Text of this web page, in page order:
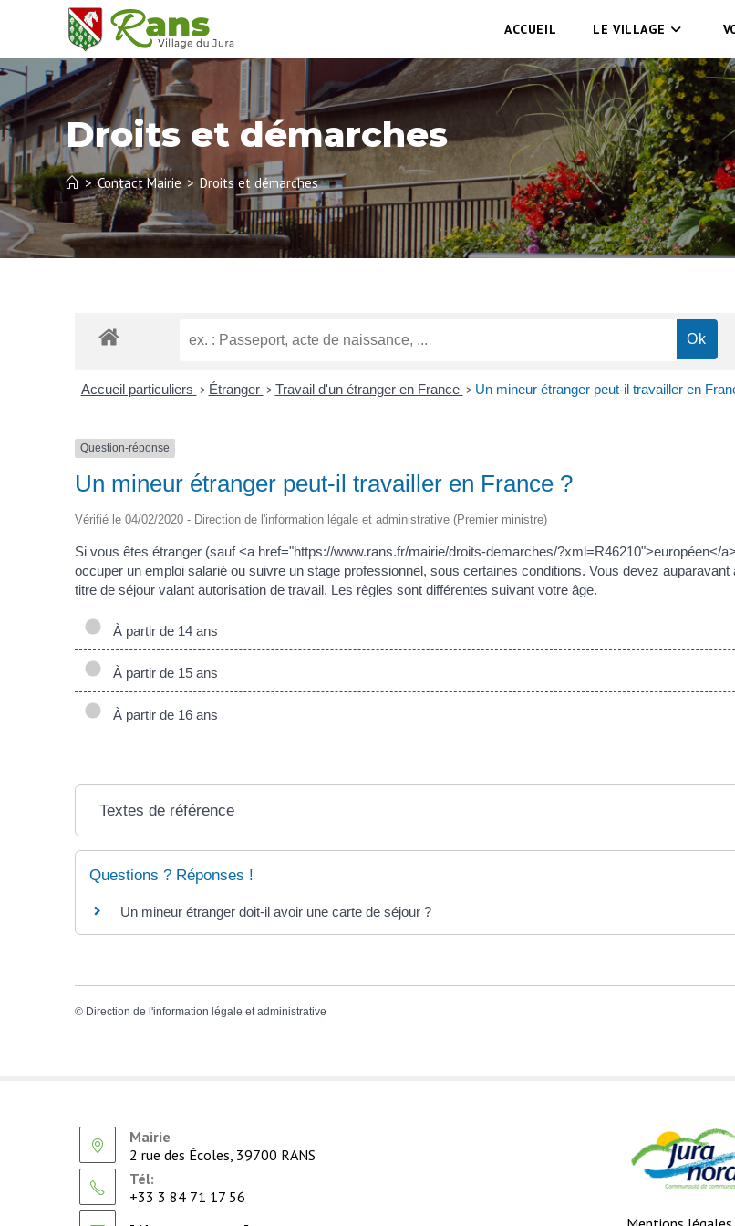
ACCUEIL LE VILLAGE
Droits et démarches
> Contact Mairie > Droits et démarches
Accueil particuliers > Étranger > Travail d'un étranger en France > Un mineur étranger peut-il travailler en
Question-réponse
Un mineur étranger peut-il travailler en France ?
Vérifié le 04/02/2020 - Direction de l'information légale et administrative (Premier ministre)
Si vous êtes étranger (sauf <a href="https://www.rans.fr/mairie/droits-demarches/?xml=R46210">européen</
occuper un emploi salarié ou suivre un stage professionnel, sous certaines conditions. Vous devez
titre de séjour valant autorisation de travail. Les règles sont différentes suivant votre âge.
À partir de 14 ans
À partir de 15 ans
À partir de 16 ans
Textes de référence
Questions ? Réponses !
Un mineur étranger doit-il avoir une carte de séjour ?
© Direction de l'information légale et administrative
Mairie
2 rue des Écoles, 39700 RANS
Tél:
+33 3 84 71 17 56